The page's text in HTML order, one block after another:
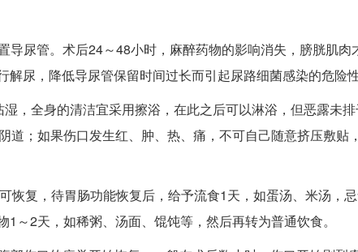
尿管。术后24～48小时，麻醉药物的影响消失，膀胱肌肉
尿，降低导尿管保留时间过长而引起尿路细菌感染的危险性
，全身的清洁宜采用擦浴，在此之后可以淋浴，但恶露未
；如果伤口发生红、肿、热、痛，不可自己随意挤压敷贴
恢复，待胃肠功能恢复后，给予流食1天，如蛋汤、米汤，
～2天，如稀粥、汤面、馄饨等，然后再转为普通饮食。